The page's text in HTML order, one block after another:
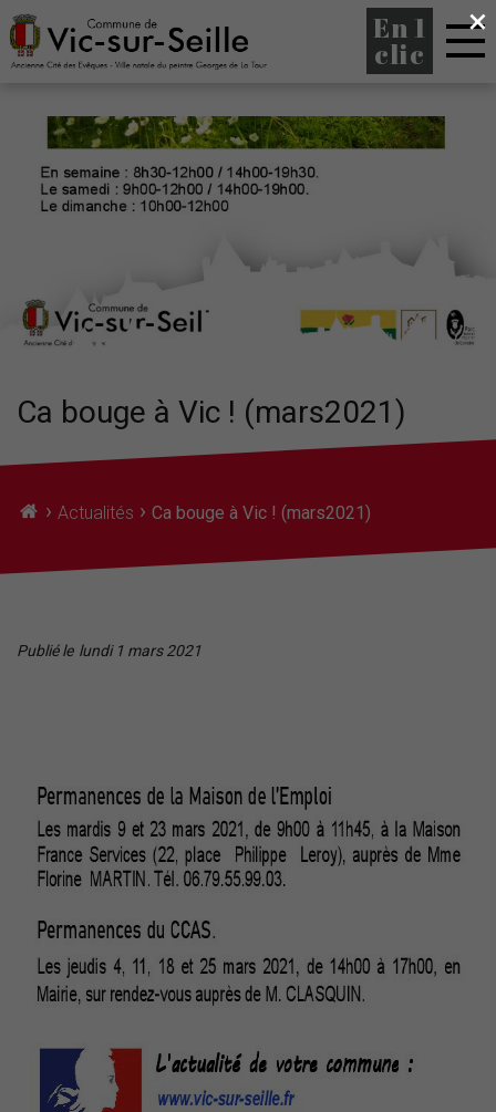
En 1
clic
Ca bouge à Vic ! (mars2021)
› Actualités › Ca bouge à Vic ! (mars2021)
Publié le lundi 1 mars 2021
×